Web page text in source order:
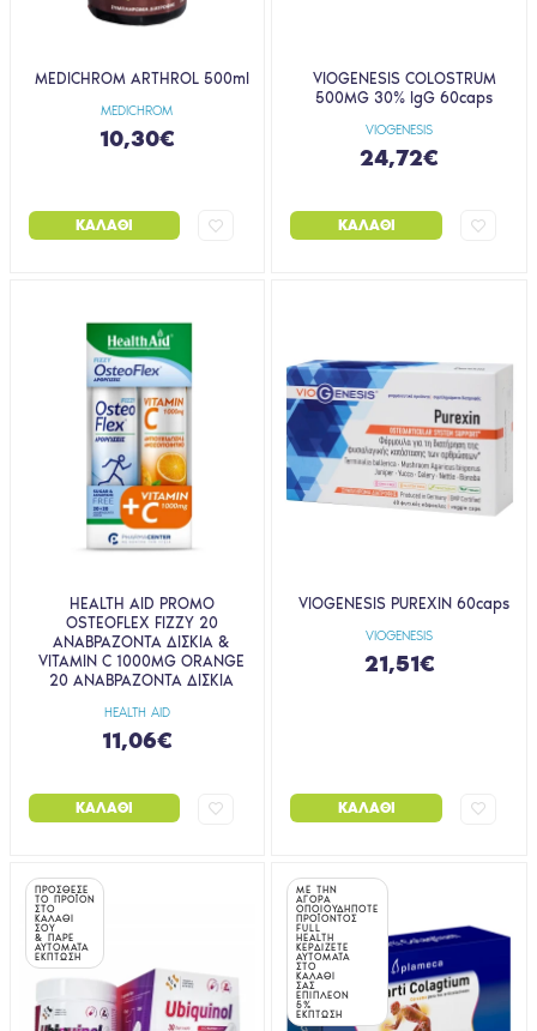
MEDICHROM
MEDICHROM ARTHROL 500ml
10,30€
ΚΑΛΆΘΙ
VIOGENESIS
VIOGENESIS COLOSTRUM
500MG 30% IgG 60caps
24,72€
ΚΑΛΆΘΙ
HEALTH AID
HEALTH AID PROMO
OSTEOFLEX FIZZY 20
ΑΝΑΒΡΑΖΟΝΤΑ ΔΙΣΚΙΑ &
VITAMIN C 1000MG ORANGE
20 ΑΝΑΒΡΑΖΟΝΤΑ ΔΙΣΚΙΑ
11,06€
ΚΑΛΆΘΙ
VIOGENESIS
VIOGENESIS PUREXIN 60caps
21,51€
ΚΑΛΆΘΙ
ΠΡΟΣΘΕΣΕ
ΤΟ ΠΡΟΪΟΝ
ΣΤΟ
ΚΑΛΑΘΙ
ΣΟΥ
& ΠΑΡΕ
ΑΥΤΟΜΑΤΑ
ΕΚΠΤΩΣΗ
ΜΕ ΤΗΝ
ΑΓΟΡΑ
ΟΠΟΙΟΥΔΗΠΟΤΕ
ΠΡΟΪΟΝΤΟΣ
FULL
HEALTH
ΚΕΡΔΙΖΕΤΕ
ΑΥΤΟΜΑΤΑ
ΣΤΟ
ΚΑΛΑΘΙ
ΣΑΣ
ΕΠΙΠΛΕΟΝ
5%
ΕΚΠΤΩΣΗ